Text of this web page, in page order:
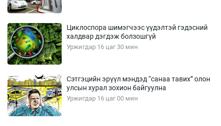
Циклоспора шимэгчээс үүдэлтэй гэдэсний
халдвар дэгдэж болзошгүй
Уржигдар 16 цаг 30 мин
Сэтгэцийн эрүүл мэндэд “санаа тавих” олон
улсын хурал зохион байгуулна
Уржигдар 16 цаг 00 мин